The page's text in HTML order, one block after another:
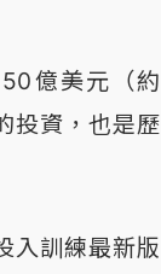
億美元（約
投資，也是歷
入訓練最新版